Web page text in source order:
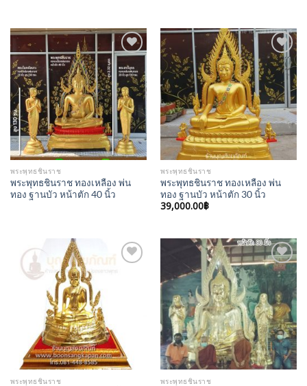
Add to
Wishlist
พระพุทธชินราช
พระพุทธชินราช ทองเหลือง พ่น
ทอง ฐานบัว หน้าตัก 40 นิ้ว
Add to
Wishlist
พระพุทธชินราช
พระพุทธชินราช ทองเหลือง พ่น
ทอง ฐานบัว หน้าตัก 30 นิ้ว
39,000.00฿
พระพุทธชินราช
Add to
Wishlist
พระพุทธชินราช